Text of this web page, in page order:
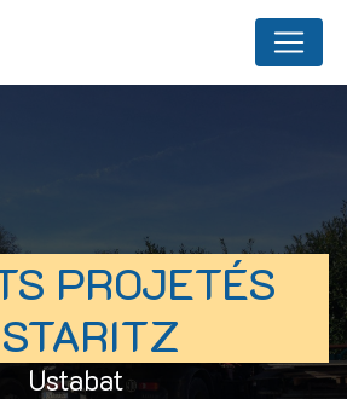
PROJETÉS
Ustabat
cookies